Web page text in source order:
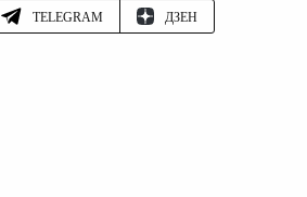
TELEGRAM ДЗЕН